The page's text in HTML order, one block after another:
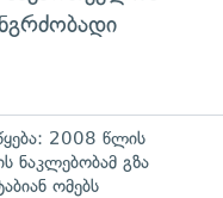
2008 წლის
ნაკლებობამ გზა
ომებს